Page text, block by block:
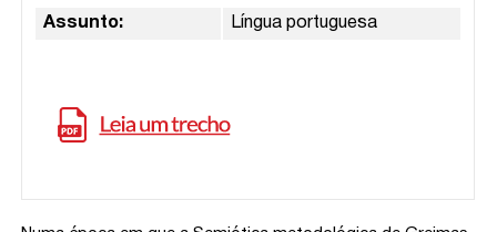
Assunto: Língua portuguesa